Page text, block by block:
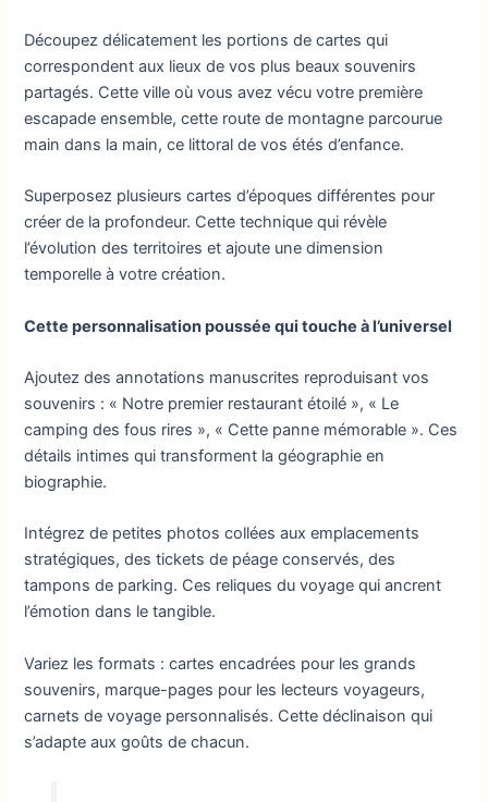
Découpez délicatement les portions de cartes qui
correspondent aux lieux de vos plus beaux souvenirs
partagés. Cette ville où vous avez vécu votre première
escapade ensemble, cette route de montagne parcourue
main dans la main, ce littoral de vos étés d’enfance.
Superposez plusieurs cartes d’époques différentes pour
créer de la profondeur. Cette technique qui révèle
l’évolution des territoires et ajoute une dimension
temporelle à votre création.
Cette personnalisation poussée qui touche à l’universel
Ajoutez des annotations manuscrites reproduisant vos
souvenirs : « Notre premier restaurant étoilé », « Le
camping des fous rires », « Cette panne mémorable ». Ces
détails intimes qui transforment la géographie en
biographie.
Intégrez de petites photos collées aux emplacements
stratégiques, des tickets de péage conservés, des
tampons de parking. Ces reliques du voyage qui ancrent
l’émotion dans le tangible.
Variez les formats : cartes encadrées pour les grands
souvenirs, marque-pages pour les lecteurs voyageurs,
carnets de voyage personnalisés. Cette déclinaison qui
s’adapte aux goûts de chacun.